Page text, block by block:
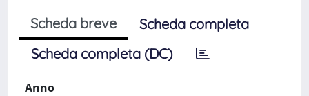
Scheda breve
Scheda completa
Scheda completa (DC)
Anno